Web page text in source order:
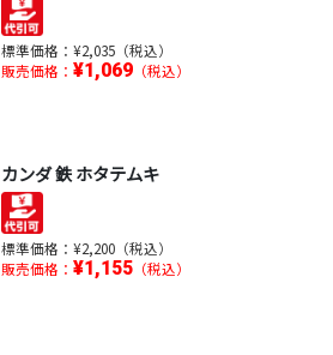
標準価格： ¥2,035（税込）
販売価格： ¥1,069（税込）
カンダ 鉄 ホタテムキ
標準価格： ¥2,200（税込）
販売価格： ¥1,155（税込）